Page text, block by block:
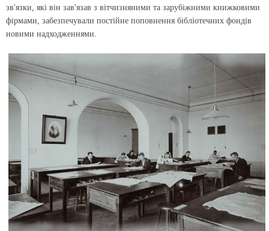
зв'язки, які він зав'язав з вітчизняними та зарубіжними книжковими
фірмами, забезпечували постійне поповнення бібліотечних фондів
новими надходженнями.